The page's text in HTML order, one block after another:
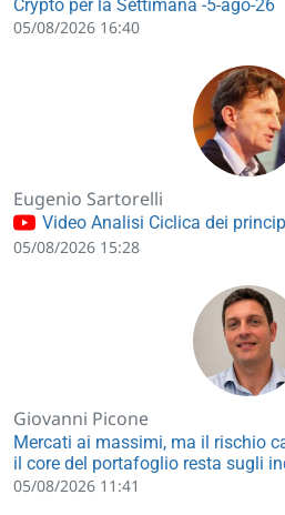
Crypto per la Settimana -5-ago-26
05/08/2026 16:40
Eugenio Sartorelli
Video Analisi Ciclica dei
05/08/2026 15:28
Giovanni Picone
Mercati ai massimi, ma il rischio
il core del portafoglio resta sugli
05/08/2026 11:41